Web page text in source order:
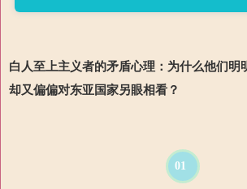
白人至上主义者的矛盾心理：为什么他们明
却又偏偏对东亚国家另眼相看？
01